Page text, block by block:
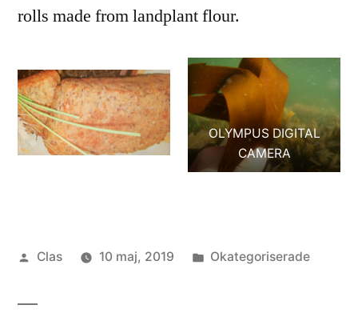
ocean”
rolls made from landplant flour.
OLYMPUS DIGITAL
CAMERA
Publicerat
Clas 10 maj, 2019
Publicerat
Okategoriserade